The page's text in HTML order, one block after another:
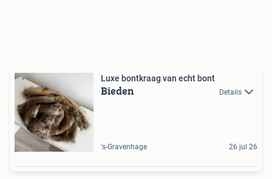
Luxe bontkraag van echt bont
Bieden Details
's-Gravenhage 26 jul 26